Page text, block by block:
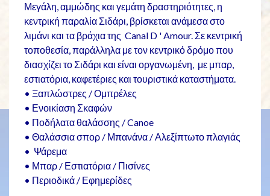
Μεγάλη, αμμώδης και γεμάτη δραστηριότητες, η
κεντρική παραλία Σιδάρι, βρίσκεται ανάμεσα στο
λιμάνι και τα βράχια της Canal D ' Amour. Σε κεντρική
τοποθεσία, παράλληλα με τον κεντρικό δρόμο που
διασχίζει το Σιδάρι και είναι οργανωμένη, με μπαρ,
εστιατόρια, καφετέριες και τουριστικά καταστήματα.
• Ξαπλώστρες / Ομπρέλες
• Ενοικίαση Σκαφών
• Ποδήλατα θαλάσσης / Canoe
• Θαλάσσια σπορ / Μπανάνα / Αλεξίπτωτο πλαγιάς
• Ψάρεμα
• Μπαρ / Εστιατόρια / Πισίνες
• Περιοδικά / Εφημερίδες